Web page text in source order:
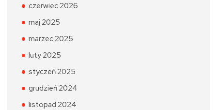
czerwiec 2026
maj 2025
marzec 2025
luty 2025
styczeń 2025
grudzień 2024
listopad 2024